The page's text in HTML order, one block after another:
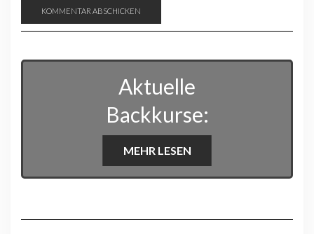
Aktuelle
Backkurse:
MEHR LESEN